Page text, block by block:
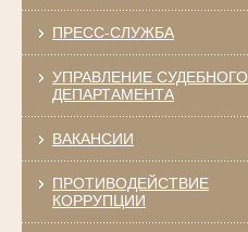
ПРЕСС-СЛУЖБА
УПРАВЛЕНИЕ СУДЕБНОГО
ДЕПАРТАМЕНТА
ВАКАНСИИ
ПРОТИВОДЕЙСТВИЕ
КОРРУПЦИИ